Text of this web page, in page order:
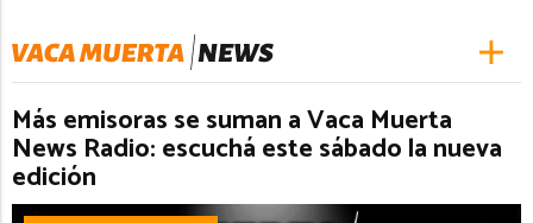
Más emisoras se suman a Vaca Muerta
News Radio: escuchá este sábado la nueva
edición